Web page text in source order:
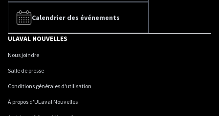
Calendrier des événements
ULAVAL NOUVELLES
Nous joindre
Salle de presse
Conditions générales d'utilisation
À propos d'ULaval Nouvelles